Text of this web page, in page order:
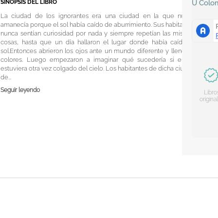
SINOPSIS DEL LIBRO
La ciudad de los ignorantes era una ciudad en la que nunca
amanecía porque el sol había caído de aburrimiento. Sus habitantes
nunca sentían curiosidad por nada y siempre repetían las mismas
cosas, hasta que un día hallaron el lugar donde había caído el
sol.Entonces abrieron los ojos ante un mundo diferente y lleno de
colores. Luego empezaron a imaginar qué sucedería si el sol
estuviera otra vez colgado del cielo. Los habitantes de dicha ciudad
de...
Seguir leyendo
U